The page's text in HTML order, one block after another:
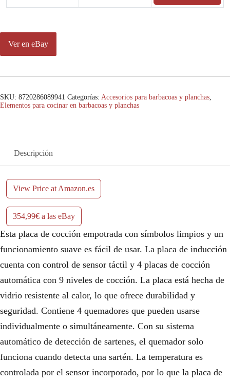
Ver en eBay
SKU: 8720286089941 Categorías: Accesorios para barbacoas y planchas,
Elementos para cocinar en barbacoas y planchas
Descripción
View Price at Amazon.es
354,99€ a las eBay
Esta placa de cocción empotrada con símbolos limpios y un
funcionamiento suave es fácil de usar. La placa de inducción
cuenta con control de sensor táctil y 4 placas de cocción
automática con 9 niveles de cocción. La placa está hecha de
vidrio resistente al calor, lo que ofrece durabilidad y
seguridad. Contiene 4 quemadores que pueden usarse
individualmente o simultáneamente. Con su sistema
automático de detección de sartenes, el quemador solo
funciona cuando detecta una sartén. La temperatura es
controlada por el sensor incorporado, por lo que la placa de